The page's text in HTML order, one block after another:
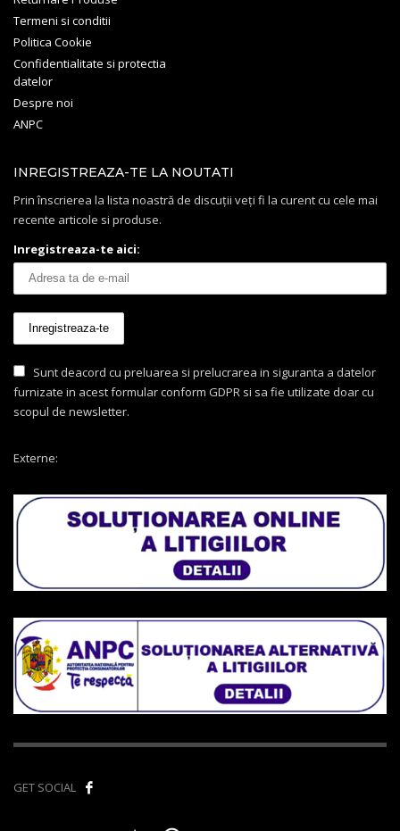
Termeni si conditii
Politica Cookie
Confidentialitate si protectia
datelor
Despre noi
ANPC
INREGISTREAZA-TE LA NOUTATI
Prin înscrierea la lista noastră de discuții veți fi la curent cu cele mai
recente articole si produse.
Inregistreaza-te aici:
Sunt deacord cu preluarea si prelucrarea in siguranta a datelor
furnizate in acest formular conform GDPR si sa fie utilizate doar cu
scopul de newsletter.
Externe:
GET SOCIAL